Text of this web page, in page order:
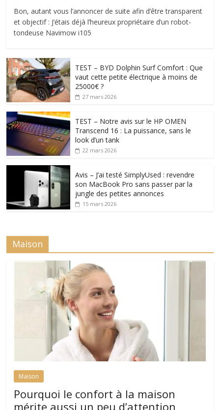
Bon, autant vous l’annoncer de suite afin d’être transparent
et objectif : J’étais déjà l’heureux propriétaire d’un robot-
tondeuse Navimow i105
TEST – BYD Dolphin Surf Comfort : Que
vaut cette petite électrique à moins de
25000€ ?
27 mars 2026
TEST – Notre avis sur le HP OMEN
Transcend 16 : La puissance, sans le
look d’un tank
22 mars 2026
Avis – J’ai testé SimplyUsed : revendre
son MacBook Pro sans passer par la
jungle des petites annonces
15 mars 2026
Maison
Maison
Pourquoi le confort à la maison
mérite aussi un peu d’attention